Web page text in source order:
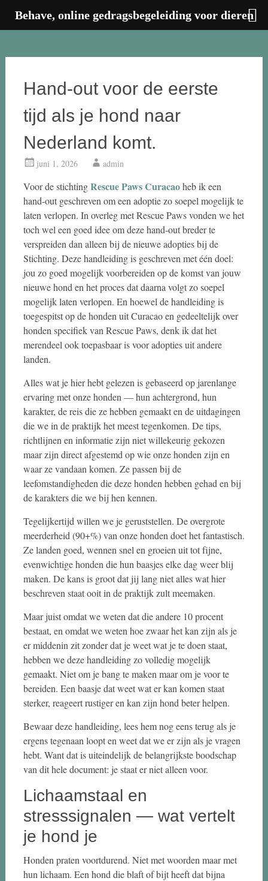
inhoudHand-out voor de eerste
tijd als je hond naar
Nederland komt.
juni 1, 2026 admin
Voor de stichtingRescue Paws Curacaoheb ik een
hand-out geschreven om een adoptie zo soepel mogelijk te
laten verlopen. In overleg met Rescue Paws vonden we het
toch wel een goed idee om deze hand-out breder te
verspreiden dan alleen bij de nieuwe adopties bij de
Stichting. Deze handleiding is geschreven met één doel:
jou zo goed mogelijk voorbereiden op de komst van jouw
nieuwe hond en het proces dat daarna volgt zo soepel
mogelijk laten verlopen. En hoewel de handleiding is
toegespitst op de honden uit Curacao en gedeeltelijk over
honden specifiek van Rescue Paws, denk ik dat het
merendeel ook toepasbaar is voor adopties uit andere
landen.
Alles wat je hier hebt gelezen is gebaseerd op jarenlange
ervaring met onze honden — hun achtergrond, hun
karakter, de reis die ze hebben gemaakt en de uitdagingen
die we in de praktijk het meest tegenkomen. De tips,
richtlijnen en informatie zijn niet willekeurig gekozen
maar zijn direct afgestemd op wie onze honden zijn en
waar ze vandaan komen. Ze passen bij de
leefomstandigheden die deze honden hebben gehad en bij
de karakters die we bij hen kennen.
Tegelijkertijd willen we je geruststellen. De overgrote
meerderheid (90+%) van onze honden doet het fantastisch.
Ze landen goed, wennen snel en groeien uit tot fijne,
evenwichtige honden die hun baasjes elke dag weer blij
maken. De kans is groot dat jij lang niet alles wat hier
beschreven staat ooit in de praktijk zult meemaken.
Maar juist omdat we weten dat die andere 10 procent
bestaat, en omdat we weten hoe zwaar het kan zijn als je
er middenin zit zonder dat je weet wat je te doen staat,
hebben we deze handleiding zo volledig mogelijk
gemaakt. Niet om je bang te maken maar om je voor te
bereiden. Een baasje dat weet wat er kan komen staat
sterker, reageert rustiger en kan zijn hond beter helpen.
Bewaar deze handleiding, lees hem nog eens terug als je
ergens tegenaan loopt en weet dat we er zijn als je vragen
hebt. Want dat is uiteindelijk de belangrijkste boodschap
van dit hele document: je staat er niet alleen voor.
Lichaamstaal en
stresssignalen — wat vertelt
je hond je
Honden praten voortdurend. Niet met woorden maar met
hun lichaam. Een hond die blaft of bijt heeft dat bijna
Behave, online gedragsbegeleiding voor dieren